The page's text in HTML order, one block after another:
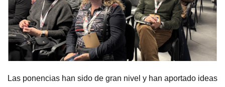
Las ponencias han sido de gran nivel y han aportado ideas